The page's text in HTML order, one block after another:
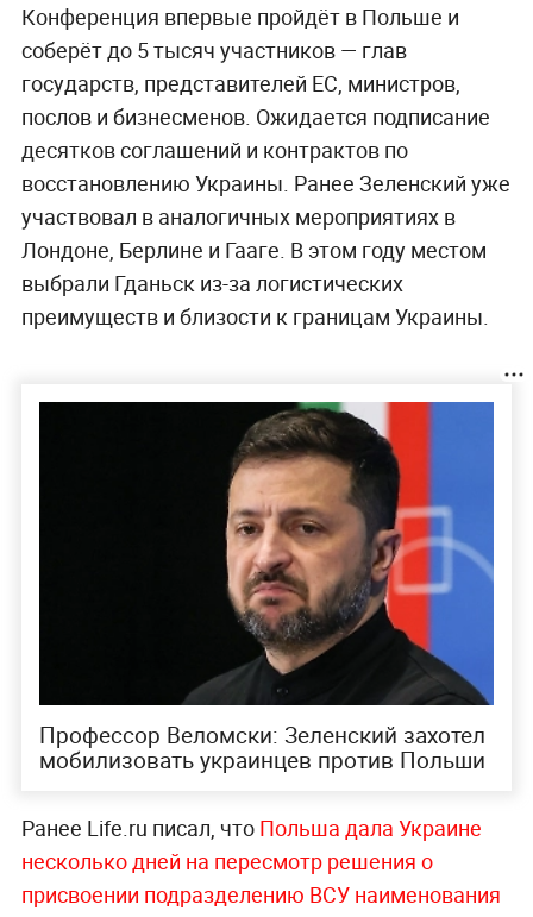
Конференция впервые пройдёт в Польше и
соберёт до 5 тысяч участников — глав
государств, представителей ЕС, министров,
послов и бизнесменов. Ожидается подписание
десятков соглашений и контрактов по
восстановлению Украины. Ранее Зеленский уже
участвовал в аналогичных мероприятиях в
Лондоне, Берлине и Гааге. В этом году местом
выбрали Гданьск из-за логистических
преимуществ и близости к границам Украины.
Профессор Веломски: Зеленский захотел
мобилизовать украинцев против Польши
Ранее Life.ru писал, что Польша дала Украине
несколько дней на пересмотр решения о
присвоении подразделению ВСУ наименования